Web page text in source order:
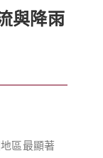
與降雨
區最顯著